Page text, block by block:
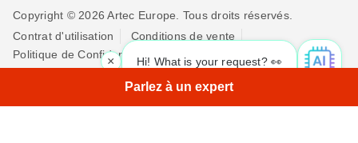
Hi! What is your request? 👀
×
Copyright © 2026 Artec Europe. Tous droits réservés.
Contrat d'utilisation
Conditions de vente
Politique de Confidentialité
Politique pour les cookies
Parlez à un expert